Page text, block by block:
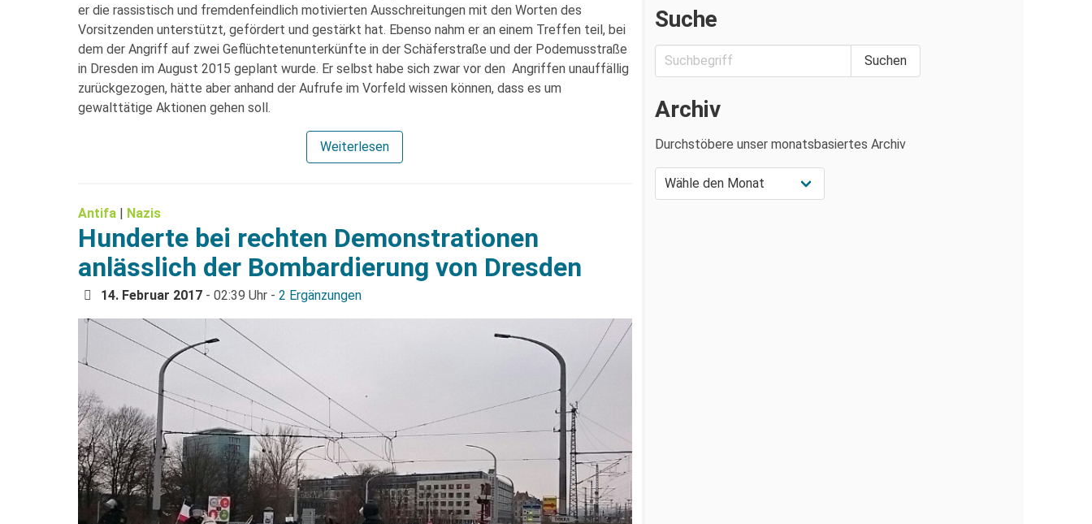
er die rassistisch und fremdenfeindlich motivierten Ausschreitungen mit den Worten des
Vorsitzenden unterstützt, gefördert und gestärkt hat. Ebenso nahm er an einem Treffen teil, bei
dem der Angriff auf zwei Geflüchtetenunterkünfte in der Schäferstraße und der Podemusstraße
in Dresden im August 2015 geplant wurde. Er selbst habe sich zwar vor den Angriffen unauffällig
zurückgezogen, hätte aber anhand der Aufrufe im Vorfeld wissen können, dass es um
gewalttätige Aktionen gehen soll.
Weiterlesen
Antifa Nazis
Hunderte bei rechten Demonstrationen
anlässlich der Bombardierung von Dresden
14. Februar 2017 - 02:39 Uhr - 2 Ergänzungen
Suche
Archiv
Durchstöbere unser monatsbasiertes Archiv